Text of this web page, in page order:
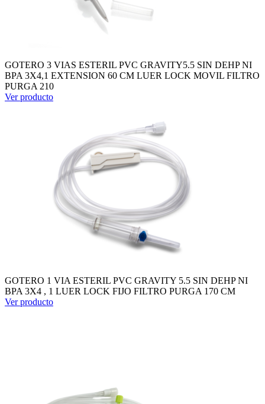
GOTERO 3 VIAS ESTERIL PVC GRAVITY5.5 SIN DEHP NI
BPA 3X4,1 EXTENSION 60 CM LUER LOCK MOVIL FILTRO
PURGA 210
Ver producto
GOTERO 1 VIA ESTERIL PVC GRAVITY 5.5 SIN DEHP NI
BPA 3X4 , 1 LUER LOCK FIJO FILTRO PURGA 170 CM
Ver producto